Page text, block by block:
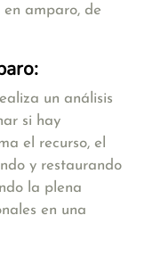
amparo, de
un análisis
si hay
el recurso, el
y restaurando
la plena
en una